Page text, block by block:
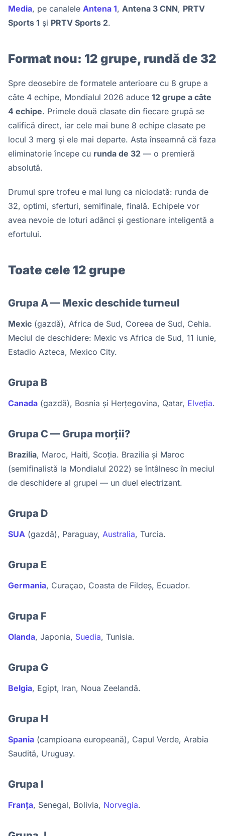
Media, pe canalele Antena 1, Antena 3 CNN, PRTV
Sports 1 și PRTV Sports 2.
Format nou: 12 grupe, rundă de 32
Spre deosebire de formatele anterioare cu 8 grupe a
câte 4 echipe, Mondialul 2026 aduce 12 grupe a câte
4 echipe. Primele două clasate din fiecare grupă se
califică direct, iar cele mai bune 8 echipe clasate pe
locul 3 merg și ele mai departe. Asta înseamnă că faza
eliminatorie începe cu runda de 32 — o premieră
absolută.
Drumul spre trofeu e mai lung ca niciodată: runda de
32, optimi, sferturi, semifinale, finală. Echipele vor
avea nevoie de loturi adânci și gestionare inteligentă a
efortului.
Toate cele 12 grupe
Grupa A — Mexic deschide turneul
Mexic (gazdă), Africa de Sud, Coreea de Sud, Cehia.
Meciul de deschidere: Mexic vs Africa de Sud, 11 iunie,
Estadio Azteca, Mexico City.
Grupa B
Canada (gazdă), Bosnia și Herțegovina, Qatar, Elveția.
Grupa C — Grupa morții?
Brazilia, Maroc, Haiti, Scoția. Brazilia și Maroc
(semifinalistă la Mondialul 2022) se întâlnesc în meciul
de deschidere al grupei — un duel electrizant.
Grupa D
SUA (gazdă), Paraguay, Australia, Turcia.
Grupa E
Germania, Curaçao, Coasta de Fildeș, Ecuador.
Grupa F
Olanda, Japonia, Suedia, Tunisia.
Grupa G
Belgia, Egipt, Iran, Noua Zeelandă.
Grupa H
Spania (campioana europeană), Capul Verde, Arabia
Saudită, Uruguay.
Grupa I
Franța, Senegal, Bolivia, Norvegia.